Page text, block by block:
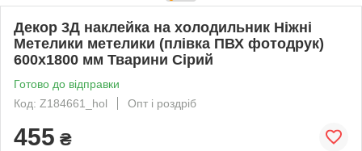
Декор 3Д наклейка на холодильник Ніжні
Метелики метелики (плівка ПВХ фотодрук)
600х1800 мм Тварини Сірий
Готово до відправки
Код: Z184661_hol
Опт і роздріб
455 ₴